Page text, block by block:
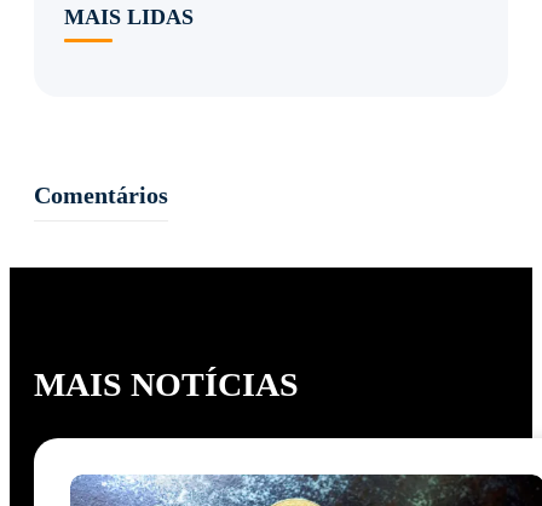
MAIS LIDAS
Comentários
MAIS NOTÍCIAS